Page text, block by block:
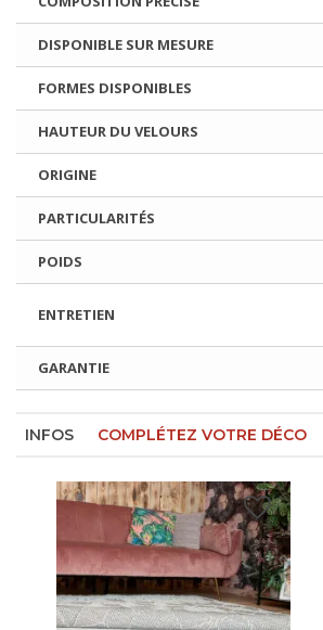
DISPONIBLE SUR MESURE
FORMES DISPONIBLES
HAUTEUR DU VELOURS
ORIGINE
PARTICULARITÉS
POIDS
ENTRETIEN
GARANTIE
INFOS COMPLÉTEZ VOTRE DÉCO